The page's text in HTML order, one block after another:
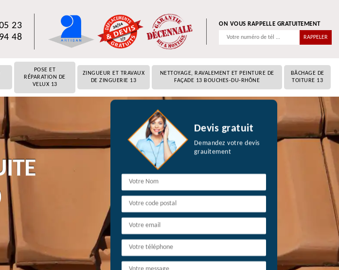
23
48
ON VOUS RAPPELLE GRATUITEMENT
POSE ET
RÉPARATION DE
VELUX 13
ZINGUEUR ET TRAVAUX
DE ZINGUERIE 13
NETTOYAGE, RAVALEMENT ET PEINTURE DE
FAÇADE 13 BOUCHES-DU-RHÔNE
BÂCHAGE DE
TOITURE 13
Devis gratuit
Demandez votre devis
grauitement